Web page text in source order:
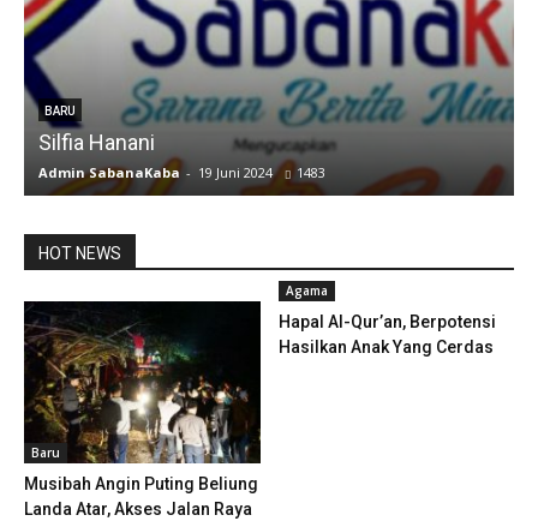
BARU
Silfia Hanani
Admin SabanaKaba - 19 Juni 2024 1483
HOT NEWS
Baru
Musibah Angin Puting Beliung
Landa Atar, Akses Jalan Raya
Agama
Hapal Al-Qur’an, Berpotensi
Hasilkan Anak Yang Cerdas